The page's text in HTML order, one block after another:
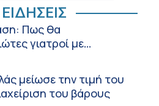
Ιατρικής:
να έχουμε
την εξέλιξη του
– «ΕΡΡΙΚΟΣ ΝΤΥΝΑΝ»
Πως θα
γιατροί με
συστήματος
μείωσε την τιμή του
του βάρους